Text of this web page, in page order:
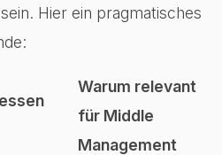
Hier ein pragmatisches
Warum relevant
für Middle
Management